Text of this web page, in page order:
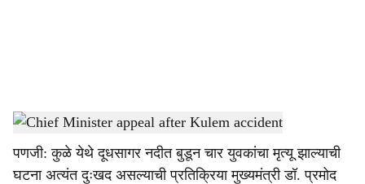
a
Chief Minister appeal after Kulem accident- Dainik Gomantak
पणजी: कुळे येथे दूधसागर नदीत बुडून चार युवकांचा मृत्यू झाल्याची
घटना अत्यंत दुःखद असल्याची प्रतिक्रिया मुख्यमंत्री डॉ. प्रमोद